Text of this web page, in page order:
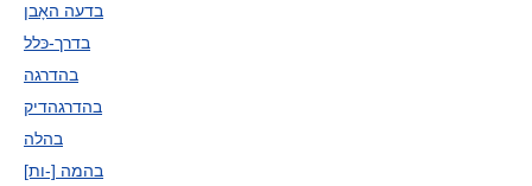
בדעה האָבן
בדרך-כּלל
בהדרגה
בהדרגהדיק
בהלה
בהמה [-ות]